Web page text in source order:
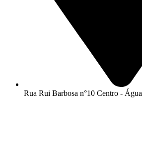
Rua Rui Barbosa n°10 Centro -